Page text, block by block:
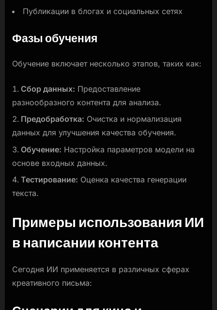
Публикации в блогах и социальных сетях
Фазы обучения
Обучение включает несколько этапов, таких как:
Сбор данных: Предоставление
разнообразного контента для анализа.
Предобработка: Очистка и нормализация
данных для улучшения качества обучения.
Обучение: Настройка параметров модели на
основе входных данных.
Тестирование: Оценка качества генерации
текста.
Примеры использования ИИ
в написании контента
Сегодня ИИ применяется в различных сферах
креативного письма: